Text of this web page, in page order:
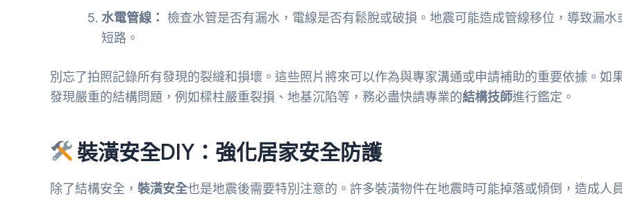
水電管線： 檢查水管是否有漏水，電線是否有鬆脫或破損。地震可能造成管線移位，導致漏水
短路。
別忘了拍照記錄所有發現的裂縫和損壞。這些照片將來可以作為與專家溝通或申請補助的重要依據。如
發現嚴重的結構問題，例如樑柱嚴重裂損、地基沉陷等，務必盡快請專業的結構技師進行鑑定。
裝潢安全DIY：強化居家安全防護
除了結構安全， 裝潢安全也是地震後需要特別注意的。許多裝潢物件在地震時可能掉落或傾倒，造成人